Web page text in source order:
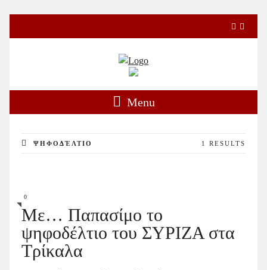
Menu
ΨΗΦΟΔΈΛΤΙΟ 1 RESULTS
0
Με… Παπασίμο το
ψηφοδέλτιο του ΣΥΡΙΖΑ στα
Τρίκαλα